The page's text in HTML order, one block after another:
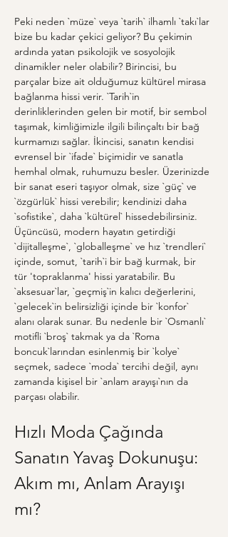
Peki neden `müze` veya `tarih` ilhamlı `takı`lar
bize bu kadar çekici geliyor? Bu çekimin
ardında yatan psikolojik ve sosyolojik
dinamikler neler olabilir? Birincisi, bu
parçalar bize ait olduğumuz kültürel mirasa
bağlanma hissi verir. `Tarih`in
derinliklerinden gelen bir motif, bir sembol
taşımak, kimliğimizle ilgili bilinçaltı bir bağ
kurmamızı sağlar. İkincisi, sanatın kendisi
evrensel bir `ifade` biçimidir ve sanatla
hemhal olmak, ruhumuzu besler. Üzerinizde
bir sanat eseri taşıyor olmak, size `güç` ve
`özgürlük` hissi verebilir; kendinizi daha
`sofistike`, daha `kültürel` hissedebilirsiniz.
Üçüncüsü, modern hayatın getirdiği
`dijitalleşme`, `globalleşme` ve hız `trendleri`
içinde, somut, `tarih`i bir bağ kurmak, bir
tür 'topraklanma' hissi yaratabilir. Bu
`aksesuar`lar, `geçmiş`in kalıcı değerlerini,
`gelecek`in belirsizliği içinde bir `konfor`
alanı olarak sunar. Bu nedenle bir `Osmanlı`
motifli `broş` takmak ya da `Roma
boncuk`larından esinlenmiş bir `kolye`
seçmek, sadece `moda` tercihi değil, aynı
zamanda kişisel bir `anlam arayışı`nın da
parçası olabilir.
Hızlı Moda Çağında
Sanatın Yavaş Dokunuşu:
Akım mı, Anlam Arayışı
mı?